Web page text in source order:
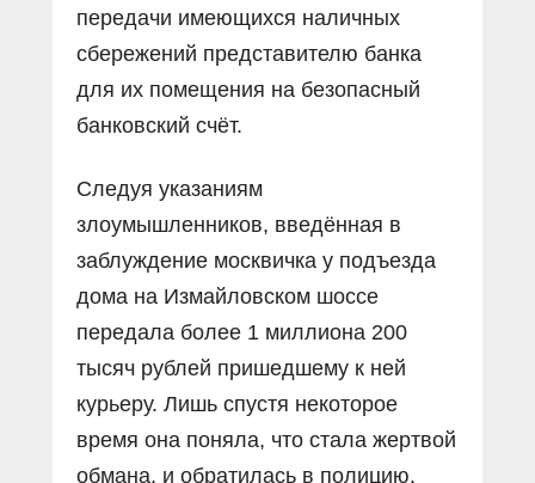
передачи имеющихся наличных
сбережений представителю банка
для их помещения на безопасный
банковский счёт.
Следуя указаниям
злоумышленников, введённая в
заблуждение москвичка у подъезда
дома на Измайловском шоссе
передала более 1 миллиона 200
тысяч рублей пришедшему к ней
курьеру. Лишь спустя некоторое
время она поняла, что стала жертвой
обмана, и обратилась в полицию.